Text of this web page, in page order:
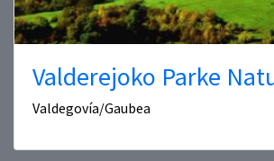
Valderejoko Parke
Valdegovía/Gaubea